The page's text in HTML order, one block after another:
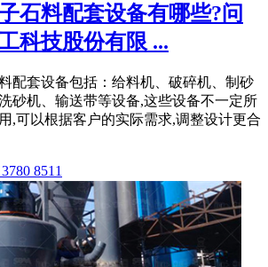
石料配套设备有哪些?问
科技股份有限 ...
配套设备包括：给料机、破碎机、制砂
砂机、输送带等设备,这些设备不一定所
,可以根据客户的实际需求,调整设计更合
8511